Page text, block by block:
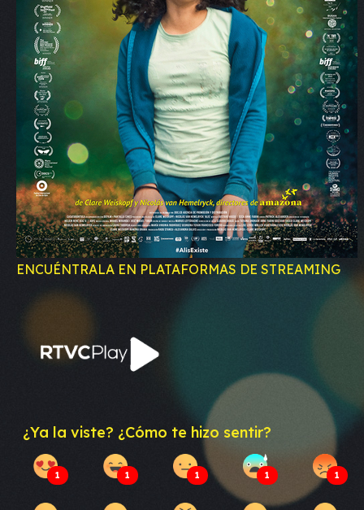
ENCUÉNTRALA EN PLATAFORMAS DE STREAMING
¿Ya la viste? ¿Cómo te hizo sentir?
1 1 1 1 1